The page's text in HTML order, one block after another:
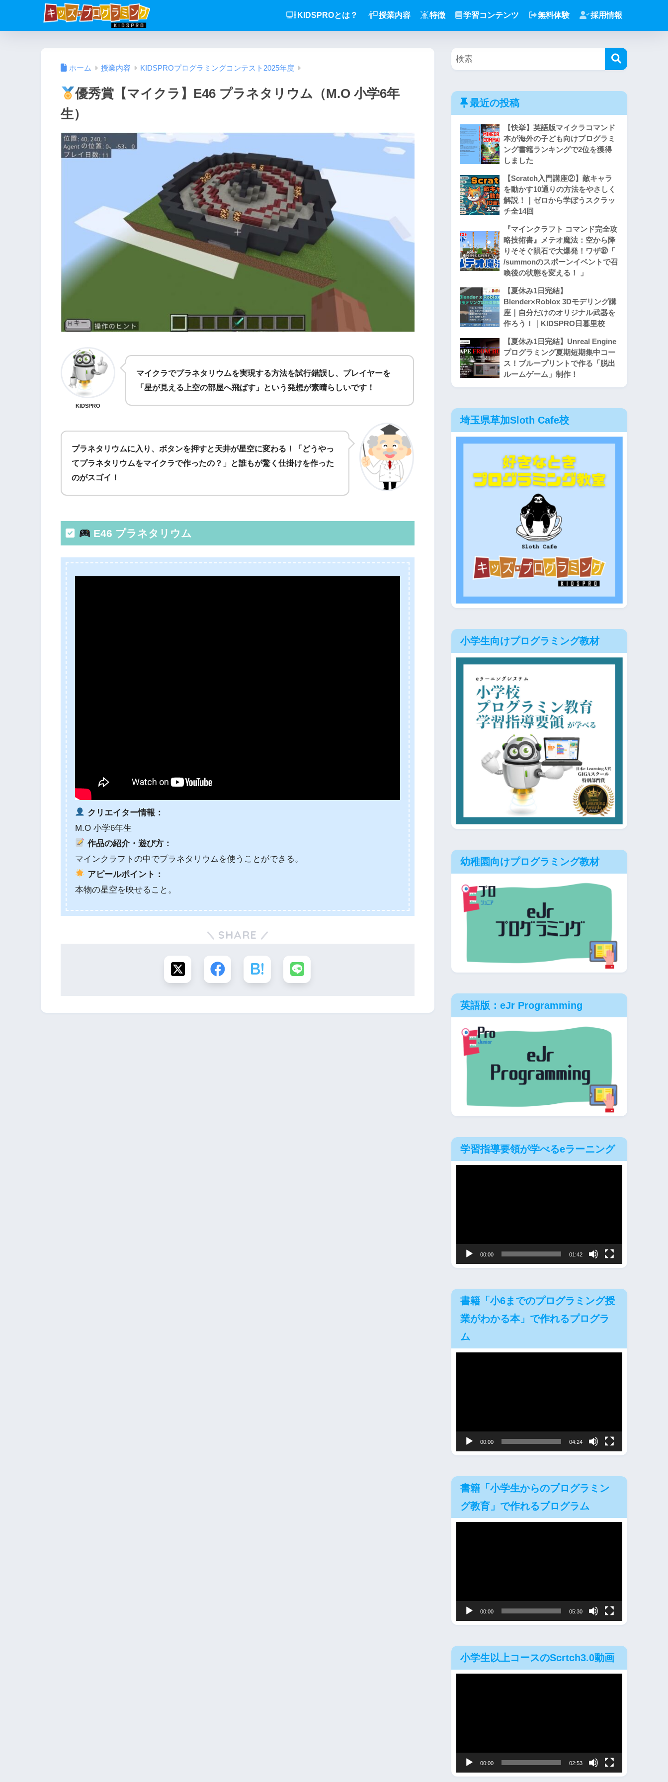
KIDSPROとは？ 授業内容 特徴 学習コンテンツ 無料体験 採用情報
ホーム 授業内容 KIDSPROプログラミングコンテスト2025年度
優秀賞【マイクラ】E46 プラネタリウム（M.O 小学6年
生）
KIDSPRO
マイクラでプラネタリウムを実現する方法を試行錯誤し、プレイヤーを
「星が見える上空の部屋へ飛ばす」という発想が素晴らしいです！
プラネタリウムに入り、ボタンを押すと天井が星空に変わる！「どうやっ
てプラネタリウムをマイクラで作ったの？」と誰もが驚く仕掛けを作った
のがスゴイ！
E46 プラネタリウム
クリエイター情報：
M.O 小学6年生
作品の紹介・遊び方：
マインクラフトの中でプラネタリウムを使うことができる。
アピールポイント：
本物の星空を映せること。
SHARE
最近の投稿
【快挙】英語版マイクラコマンド
本が海外の子ども向けプログラミ
ング書籍ランキングで2位を獲得
しました
【Scratch入門講座②】敵キャラ
を動かす10通りの方法をやさしく
解説！｜ゼロから学ぼうスクラッ
チ全14回
『マインクラフト コマンド完全攻
略技術書』メテオ魔法：空から降
りそそぐ隕石で大爆発！ワザ㉜「
/summonのスポーンイベントで召
喚後の状態を変える！ 」
【夏休み1日完結】
Blender×Roblox 3Dモデリング講
座｜自分だけのオリジナル武器を
作ろう！｜KIDSPRO日暮里校
【夏休み1日完結】Unreal Engine
プログラミング夏期短期集中コー
ス！ブループリントで作る「脱出
ルームゲーム」制作！
埼玉県草加Sloth Cafe校
小学生向けプログラミング教材
幼稚園向けプログラミング教材
英語版：eJr Programming
学習指導要領が学べるeラーニング
ヤ
00:00 01:42
書籍「小6までのプログラミング授
業がわかる本」で作れるプログラ
ム
ヤ
00:00 04:24
書籍「小学生からのプログラミン
グ教育」で作れるプログラム
ヤ
00:00 05:30
小学生以上コースのScrtch3.0動画
ヤ
00:00 02:53